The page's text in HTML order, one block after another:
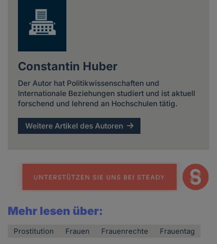
Constantin Huber
Der Autor hat Politikwissenschaften und
Internationale Beziehungen studiert und ist aktuell
forschend und lehrend an Hochschulen tätig.
Weitere Artikel des Autoren
Mehr lesen über:
Prostitution Frauen Frauenrechte Frauentag